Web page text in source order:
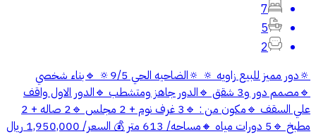
7
5
2
🔅دور مميز للبيع زاويه 🔅 🔅الضاحيه الحي 9/5🔅 🔹بناء شخصي
🔹مصمم دور و3 شقق 🔹الدور جاهز ومتشطب 🔹الدور الاول واقف
علي السقف 🔹مكون من : 🔹3 غرف نوم + 2 مجلس 🔹2 صاله + 2
مطبخ 🔹5 دورات مياه 🔸مساحه/ 613 متر 💰 السعر/ 1,950,000 ريال